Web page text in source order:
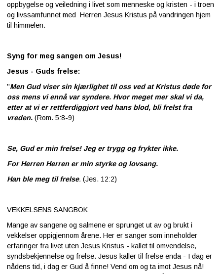
oppbygelse og veiledning i livet som menneske og kristen - i troen
og livssamfunnet med Herren Jesus Kristus på vandringen hjem
til himmelen.
Syng for meg sangen om Jesus!
Jesus - Guds frelse:
"Men Gud viser sin kjærlighet til oss ved at Kristus døde for
oss mens vi ennå var syndere. Hvor meget mer skal vi da,
etter at vi er rettferdiggjort ved hans blod, bli frelst fra
vreden.(Rom. 5:8-9)
Se, Gud er min frelse! Jeg er trygg og frykter ikke.
For Herren Herren er min styrke og lovsang.
Han ble meg til frelse. (Jes. 12:2)
VEKKELSENS SANGBOK
Mange av sangene og salmene er sprunget ut av og brukt i
vekkelser oppigjennom årene. Her er sanger som inneholder
erfaringer fra livet uten Jesus Kristus - kallet til omvendelse,
syndsbekjennelse og frelse. Jesus kaller til frelse enda - I dag er
nådens tid, i dag er Gud å finne! Vend om og ta imot Jesus nå!